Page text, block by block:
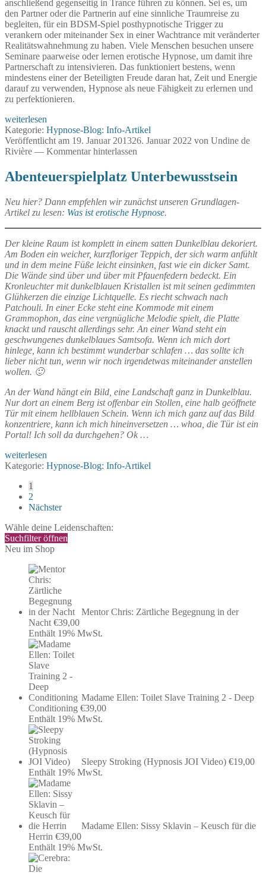
anschließend gegenseitig in Trance führen zu können. Sei es, um
den Partner oder die Partnerin auf eine sinnliche Traumreise zu
begleiten, für ein BDSM-Spiel posthypnotische Trigger zu
verankern oder miteinander Sex in einer Wachtrance mit veränderter
Realitätswahnehmung zu haben. Viele Menschen besuchen unsere
Seminare paarweise oder lernen erotische Hypnose, um damit ihre
Partnerschaft zu intensivieren. Das funktioniert bestens, wenn
mindestens einer der Beteiligten Freude daran hat, Zeit und Energie
darauf zu verwenden, Hypnose als neue Fähigkeit zu erlernen und
zu perfektionieren.
Erotische
Hypnose
für
Paare
weiterlesen
Kategorie: Hypnose-Blog: Info-Artikel
Veröffentlicht am 19. Januar 201326. Januar 2022 von Undine de
Rivière — Kommentar hinterlassen
Abenteuerspielplatz Unterbewusstsein
Neu hier? Dann empfehlen wir zunächst unseren Grundlagen-
Artikel zu lesen: Was ist erotische Hypnose.
Der kleine Raum ist komplett in einem satten Dunkelblau dekoriert.
Am Boden ein weicher, kurzfloriger Teppich, der sich warm anfühlt
und in dem meine Füße leicht einsinken, fast wie ein dicker Samt.
Die Wände sind über und über mit Pfauenfedern bedeckt. Ein
Kronleuchter mit dunkelblauen Kristallen ist mit seinen gedimmten
Glühkerzen die einzige Lichtquelle. Es riecht schwach nach
Patchouli. In einer Ecke steht eine Kommode mit einem
Grammophon, das eine vergnügliche Melodie spielt, die Platte
knackt und rauscht allerdings sehr. An einer Wand steht ein
geschwungenes dunkelblaues Samtsofa. Wenn ich mich dort
hinlege, kann ich bestimmt wunderbar schlafen … das sollte ich
lieber nicht tun, wenn wir noch irgendetwas miteinander anstellen
wollen. 🙂
An der Wand hängt ein Bild, eine Landschaft ganz in Dunkelblau.
Nur dort an einem Berg ist offenbar ein Stollen, eine halb geöffnete
Tür mit einem hellblauen Schein. Wenn ich mich ganz auf das Bild
konzentriere, kann ich mich hineinversetzen … whoa, die Tür ist ein
Portal! Ich soll da durchgehen? Ok …
Abenteuerspielplatz
Unterbewusstsein
weiterlesen
Kategorie: Hypnose-Blog: Info-Artikel
Seitennummerierung
der
1
2
Nächster
Wähle deine Leidenschaften:
Suchfilter öffnen
Neu im Shop
Mentor Chris: Zärtliche Begegnung in der
Nacht €39,00
Enthält 19% MwSt.
Madame Ellen: Toilet Slave Training 2 - Deep
Conditioning €39,00
Enthält 19% MwSt.
Sleepy Stroking (Hypnosis JOI Video) €19,00
Enthält 19% MwSt.
Madame Ellen: Sissy Sklavin – Keusch für die
Herrin €39,00
Enthält 19% MwSt.